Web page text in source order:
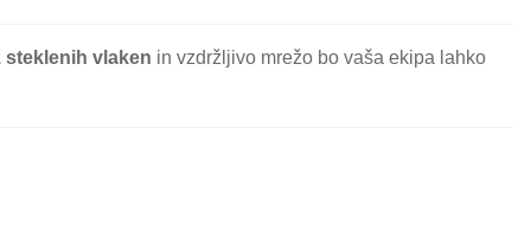
steklenih vlaken in vzdržljivo mrežo bo vaša ekipa lahko